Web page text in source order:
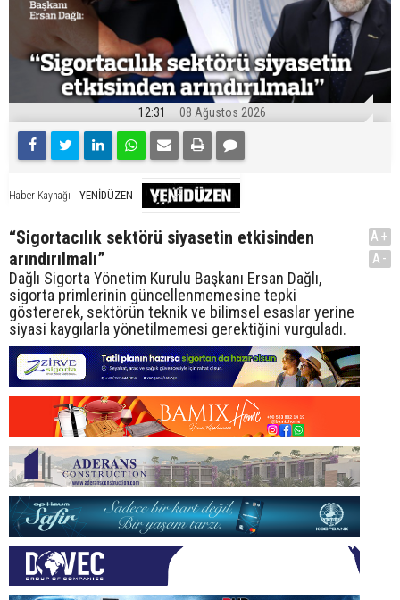
12:31 08 Ağustos 2026
Haber Kaynağı YENİDÜZEN
“Sigortacılık sektörü siyasetin etkisinden
arındırılmalı”
Dağlı Sigorta Yönetim Kurulu Başkanı Ersan Dağlı,
sigorta primlerinin güncellenmemesine tepki
göstererek, sektörün teknik ve bilimsel esaslar yerine
siyasi kaygılarla yönetilmemesi gerektiğini vurguladı.
A+
A-